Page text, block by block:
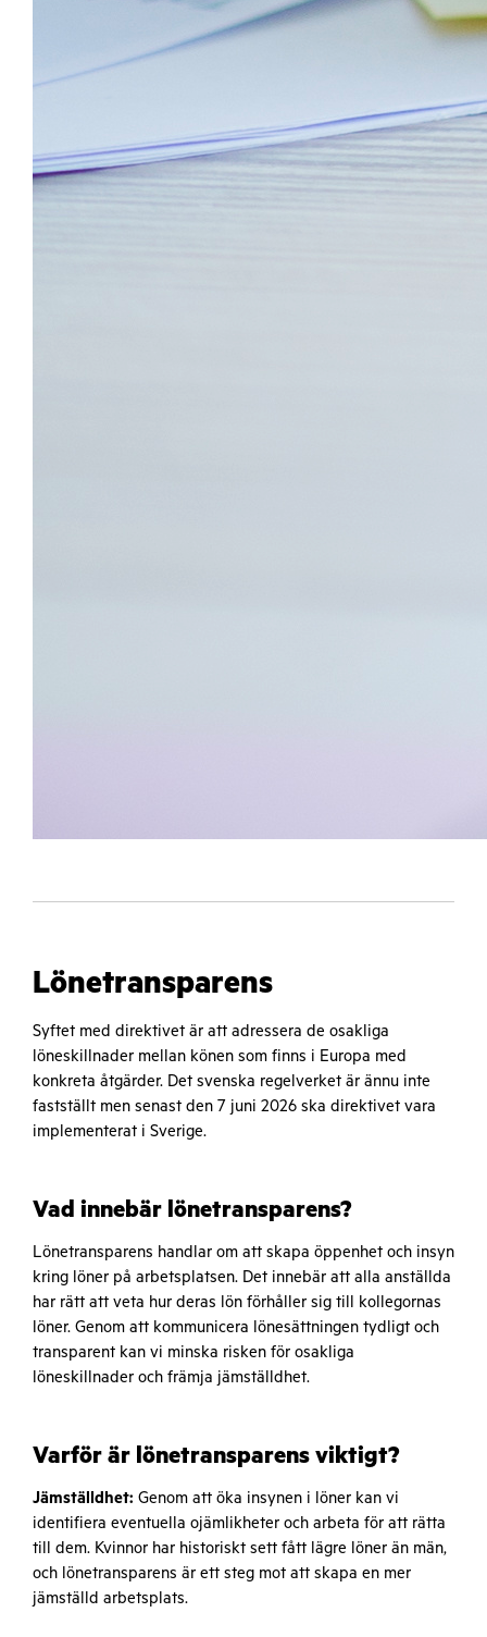
Lönetransparens
Syftet med direktivet är att adressera de osakliga
löneskillnader mellan könen som finns i Europa med
konkreta åtgärder. Det svenska regelverket är ännu inte
fastställt men senast den 7 juni 2026 ska direktivet vara
implementerat i Sverige.
Vad innebär lönetransparens?
Lönetransparens handlar om att skapa öppenhet och insyn
kring löner på arbetsplatsen. Det innebär att alla anställda
har rätt att veta hur deras lön förhåller sig till kollegornas
löner. Genom att kommunicera lönesättningen tydligt och
transparent kan vi minska risken för osakliga
löneskillnader och främja jämställdhet.
Varför är lönetransparens viktigt?
Jämställdhet: Genom att öka insynen i löner kan vi
identifiera eventuella ojämlikheter och arbeta för att rätta
till dem. Kvinnor har historiskt sett fått lägre löner än män,
och lönetransparens är ett steg mot att skapa en mer
jämställd arbetsplats.